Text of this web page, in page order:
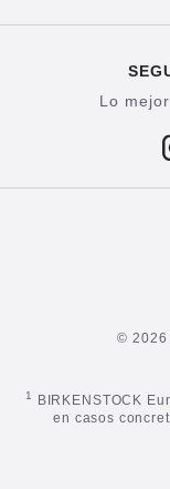
Lo
© 2026
1
BIRKENSTOCK
en casos